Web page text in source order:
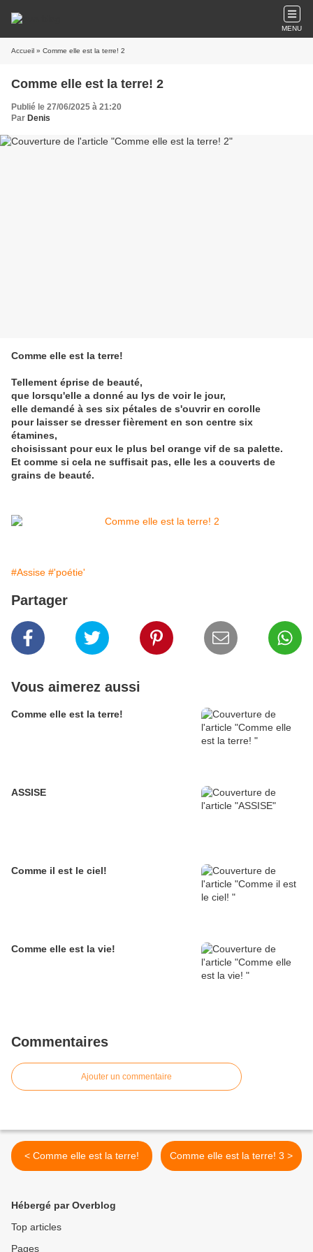
MENU
Accueil » Comme elle est la terre! 2
Comme elle est la terre! 2
Publié le 27/06/2025 à 21:20
Par Denis
Comme elle est la terre!
Tellement éprise de beauté,
que lorsqu'elle a donné au lys de voir le jour,
elle demandé à ses six pétales de s'ouvrir en corolle
pour laisser se dresser fièrement en son centre six
étamines,
choisissant pour eux le plus bel orange vif de sa palette.
Et comme si cela ne suffisait pas, elle les a couverts de
grains de beauté.
#Assise #'poétie'
Partager
Vous aimerez aussi
Comme elle est la terre!
ASSISE
Comme il est le ciel!
Comme elle est la vie!
Commentaires
Ajouter un commentaire
< Comme elle est la terre! Comme elle est la terre! 3 >
Hébergé par Overblog
Top articles
Pages